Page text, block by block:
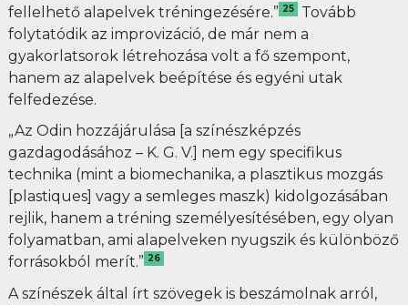
fellelhető alapelvek tréningezésére.” 25
Tovább
folytatódik az improvizáció, de már nem a
gyakorlatsorok létrehozása volt a fő szempont,
hanem az alapelvek beépítése és egyéni utak
felfedezése.
„Az Odin hozzájárulása [a színészképzés
gazdagodásához – K. G. V.] nem egy specifikus
technika (mint a biomechanika, a plasztikus mozgás
[plastiques] vagy a semleges maszk) kidolgozásában
rejlik, hanem a tréning személyesítésében, egy olyan
folyamatban, ami alapelveken nyugszik és különböző
forrásokból merít.” 26
A színészek által írt szövegek is beszámolnak arról,